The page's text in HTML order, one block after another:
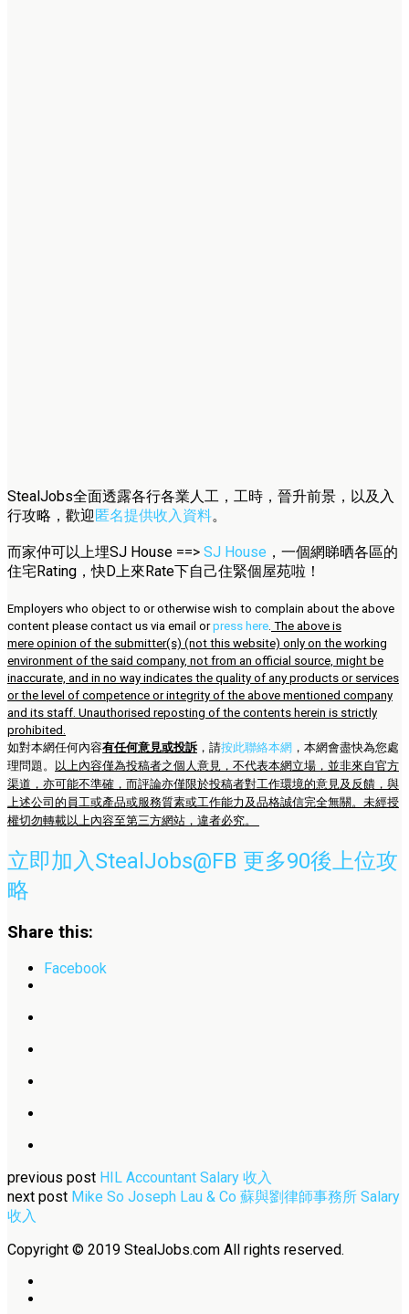
StealJobs全面透露各行各業人工，工時，晉升前景，以及入
行攻略，歡迎匿名提供收入資料。
而家仲可以上埋SJ House ==> SJ House ，一個網睇晒各區的
住宅Rating，快D上來Rate下自己住緊個屋苑啦！
Employers who object to or otherwise wish to complain about the above
content please contact us via email orpress here. The above is
mere opinion of the submitter(s) (not this website) only on the working
environment of the said company, not from an official source, might be
inaccurate, and in no way indicates the quality of any products or services
or the level of competence or integrity of the above mentioned company
and its staff. Unauthorised reposting of the contents herein is strictly
prohibited.
如對本網任何內容有任何意見或投訴 ，請按此聯絡本網 ，本網會盡快為您處
理問題。
以上內容僅為投稿者之個人意見，不代表本網立場，並非來自官方
渠道，亦可能不準確，而評論亦僅限於投稿者對工作環境的意見及反饋，與
上述公司的員工或產品或服務質素或工作能力及品格誠信完全無關。未經授
權切勿轉載以上內容至第三方網站，違者必究。
立即加入StealJobs@FB 更多90後上位攻
略
Share this:
Facebook
previous post HIL Accountant Salary 收入
next post Mike So Joseph Lau & Co 蘇與劉律師事務所 Salary
收入
Copyright © 2019 StealJobs.com All rights reserved.